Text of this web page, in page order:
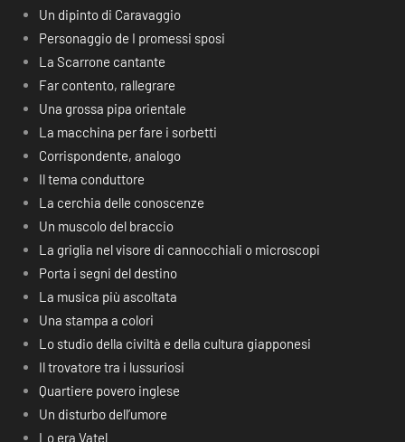
Un dipinto di Caravaggio
Personaggio de I promessi sposi
La Scarrone cantante
Far contento, rallegrare
Una grossa pipa orientale
La macchina per fare i sorbetti
Corrispondente, analogo
Il tema conduttore
La cerchia delle conoscenze
Un muscolo del braccio
La griglia nel visore di cannocchiali o microscopi
Porta i segni del destino
La musica più ascoltata
Una stampa a colori
Lo studio della civiltà e della cultura giapponesi
Il trovatore tra i lussuriosi
Quartiere povero inglese
Un disturbo dell’umore
Lo era Vatel